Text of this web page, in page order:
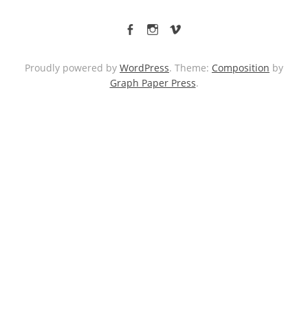
Proudly powered by WordPress. Theme: Composition by
Graph Paper Press.